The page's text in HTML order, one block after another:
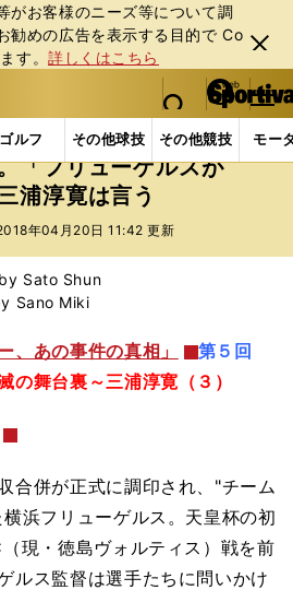
がお客様のニーズ等について調
勧めの広告を表⽰する⽬的で Co
す。詳しくはこちら
閉じ
る
web Sportiva (webスポルティーバ)
検索
マイペ
ー
ジ
メニュ
ゴルフ その他球技 その他競技 モー
Jリーグ他 Jリーグ 奇跡の
「フリューゲルスが
浦淳寛は言う
年04月20日 11:42 更新
Sato Shun
Sano Miki
、あの事件の真相」
第５回
の舞台裏～三浦淳寛（３）
合併が正式に調印され、"チーム
浜フリューゲルス。天皇杯の初
現・徳島ヴォルティス）戦を前
ルス監督は選手たちに問いかけ